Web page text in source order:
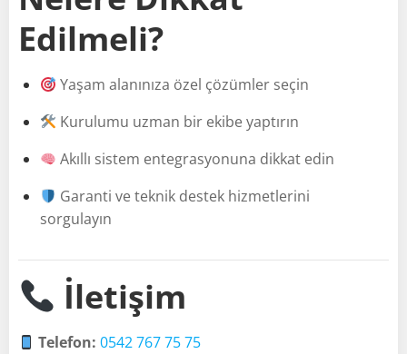
Edilmeli?
Yaşam alanınıza özel çözümler seçin
Kurulumu uzman bir ekibe yaptırın
Akıllı sistem entegrasyonuna dikkat edin
Garanti ve teknik destek hizmetlerini
sorgulayın
İletişim
Telefon: 0542 767 75 75